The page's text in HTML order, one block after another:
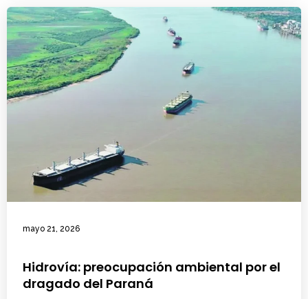
mayo 21, 2026
Hidrovía: preocupación ambiental por el
dragado del Paraná